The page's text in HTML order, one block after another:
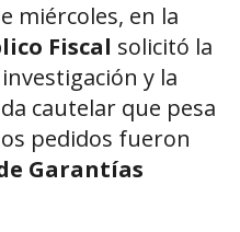
miércoles, en la
Fiscal solicitó la
y la
cautelar que pesa
pedidos fueron
Garantías